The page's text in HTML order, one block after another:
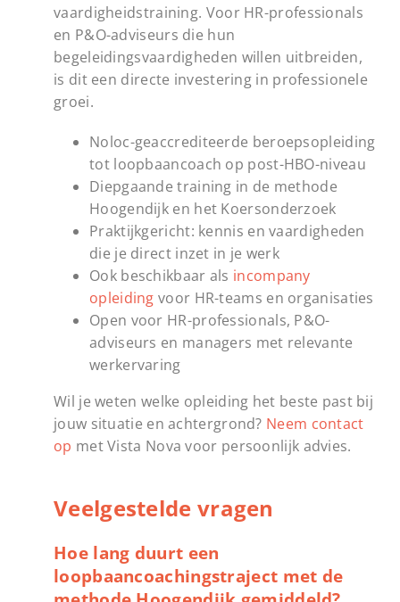
vaardigheidstraining. Voor HR-professionals
en P&O-adviseurs die hun
begeleidingsvaardigheden willen uitbreiden,
is dit een directe investering in professionele
groei.
Noloc-geaccrediteerde beroepsopleiding
tot loopbaancoach op post-HBO-niveau
Diepgaande training in de methode
Hoogendijk en het Koersonderzoek
Praktijkgericht: kennis en vaardigheden
die je direct inzet in je werk
Ook beschikbaar als incompany
opleiding voor HR-teams en organisaties
Open voor HR-professionals, P&O-
adviseurs en managers met relevante
werkervaring
Wil je weten welke opleiding het beste past bij
jouw situatie en achtergrond? Neem contact
op met Vista Nova voor persoonlijk advies.
Veelgestelde vragen
Hoe lang duurt een
loopbaancoachingstraject met de